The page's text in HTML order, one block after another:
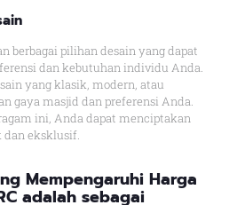
berbagai pilihan desain yang dapat
dan kebutuhan individu Anda.
yang klasik, modern, atau
gaya masjid dan preferensi Anda.
ini, Anda dapat menciptakan
dan eksklusif.
Mempengaruhi Harga
adalah sebagai